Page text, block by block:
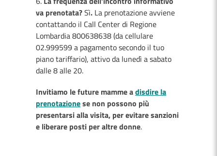
va prenotata?Sì. La prenotazione avviene
contattando il Call Center di Regione
Lombardia 800638638 (da cellulare
02.999599 a pagamento secondo il tuo
piano tariffario), attivo da lunedì a sabato
dalle 8 alle 20.
Invitiamo le future mamme adisdire la
prenotazionese non possono più
presentarsi alla visita, per evitare sanzioni
e liberare posti per altre donne.